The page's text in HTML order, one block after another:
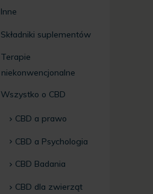
Inne
Składniki suplementów
Terapie
niekonwencjonalne
Wszystko o CBD
CBD a prawo
CBD a Psychologia
CBD Badania
CBD dla zwierząt